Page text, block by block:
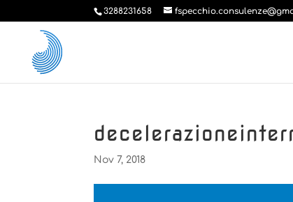
3288231658
Nov 7, 2018